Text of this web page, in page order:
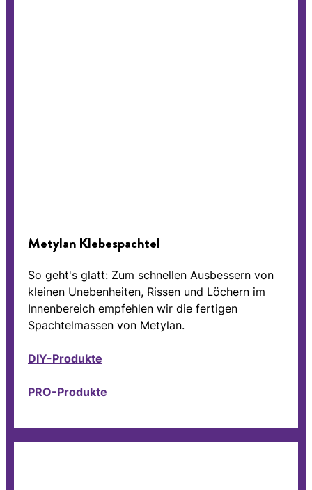
Metylan Klebespachtel
So geht's glatt: Zum schnellen Ausbessern von
kleinen Unebenheiten, Rissen und Löchern im
Innenbereich empfehlen wir die fertigen
Spachtelmassen von Metylan.
DIY-Produkte
PRO-Produkte